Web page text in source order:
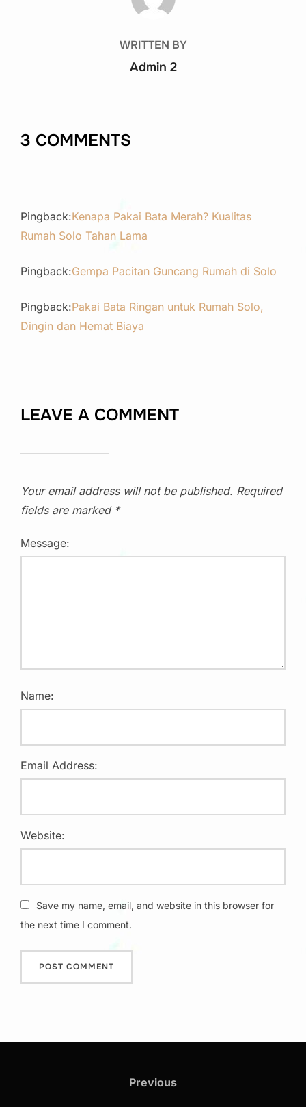
WRITTEN BY
Admin 2
3 COMMENTS
Pingback:Kenapa Pakai Bata Merah? Kualitas
Rumah Solo Tahan Lama
Pingback:Gempa Pacitan Guncang Rumah di Solo
Pingback:Pakai Bata Ringan untuk Rumah Solo,
Dingin dan Hemat Biaya
LEAVE A COMMENT
Your email address will not be published. Required
fields are marked *
Message:
Name:
Email Address:
Website:
Save my name, email, and website in this browser for
the next time I comment.
Previous
Previous